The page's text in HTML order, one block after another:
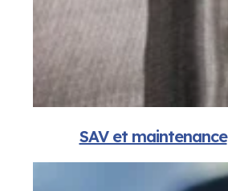
SAV et maintenance